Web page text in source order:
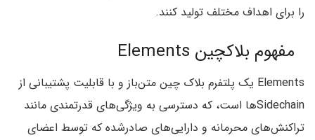
را برای اهداف مختلف تولید کنند.
مفهوم بلاکچین Elements
Elements یک پلتفرم بلاک چین متن‌باز و با قابلیت پشتیبانی از
Sidechainها است، که دسترسی به ویژگی‌های قدرتمندی مانند
تراکنش‌های محرمانه و دارایی‌های صادر‌شده که توسط اعضای